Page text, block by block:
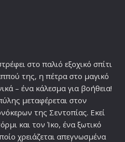
στο παλιό εξοχικό σπίτι
της, η πέτρα στο μαγικό
– ένα κάλεσμα για βοήθεια!
μεταφέρεται στον
της Σεντοπίας. Εκεί
και τον Ίκο, ένα ξωτικό
χρειάζεται απεγνωσμένα